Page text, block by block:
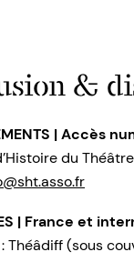
&
| Accès
du Théâtre
| France et
Théâdiff (sous